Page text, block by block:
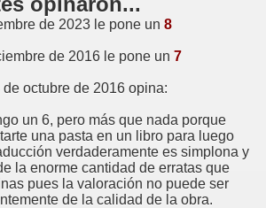
de 2023 le pone un 8
de 2016 le pone un 7
de octubre de 2016 opina:
un 6, pero más que nada porque
una pasta en un libro para luego
verdaderamente es simplona y
la enorme cantidad de erratas que
pues la valoración no puede ser
de la calidad de la obra.